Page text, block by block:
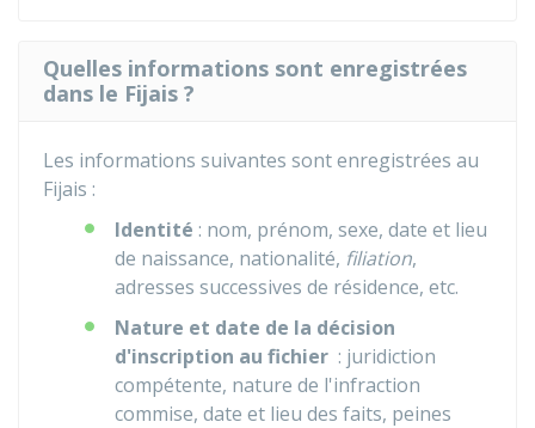
Quelles informations sont enregistrées
dans le Fijais ?
Les informations suivantes sont enregistrées au
Fijais :
Identité : nom, prénom, sexe, date et lieu
de naissance, nationalité, filiation,
adresses successives de résidence, etc.
Nature et date de la décision
d'inscription au fichier : juridiction
compétente, nature de l'infraction
commise, date et lieu des faits, peines